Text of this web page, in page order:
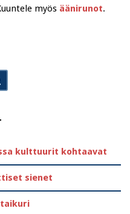
myös äänirunot.
kulttuurit kohtaavat
sienet
taikuri